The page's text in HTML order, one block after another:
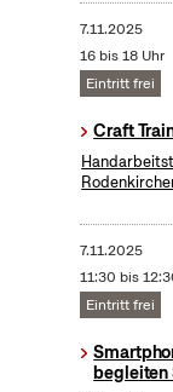
7.11.2025
16 bis 18 Uhr
Eintritt frei
Craft
7.11.2025
11:30 bis
Eintritt frei
begleiten